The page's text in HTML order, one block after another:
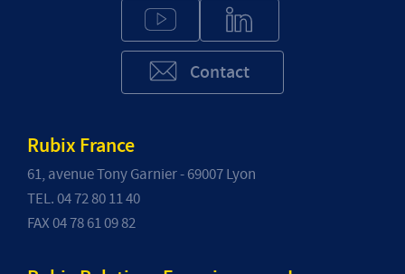
Contact
Rubix France
61, avenue Tony Garnier - 69007 Lyon
TEL. 04 72 80 11 40
FAX 04 78 61 09 82